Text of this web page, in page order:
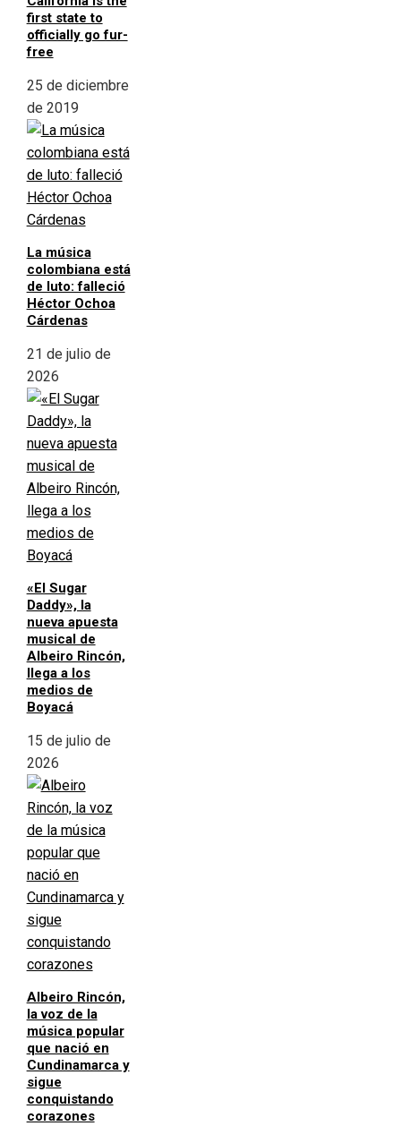
first state to
officially go fur-
free
25 de diciembre
de 2019
La música
colombiana está
de luto: falleció
Héctor Ochoa
Cárdenas
21 de julio de
2026
«El Sugar
Daddy», la
nueva apuesta
musical de
Albeiro Rincón,
llega a los
medios de
Boyacá
15 de julio de
2026
Albeiro Rincón,
la voz de la
música popular
que nació en
Cundinamarca y
sigue
conquistando
corazones